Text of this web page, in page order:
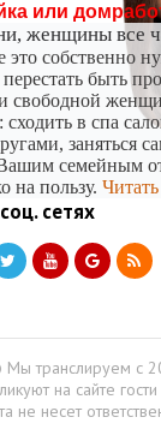
или
женщины все
это собственно
быть
свободной
сходить в спа
заняться
семейным
на пользу.
сетях
транслируем с
на сайте гости
не несет